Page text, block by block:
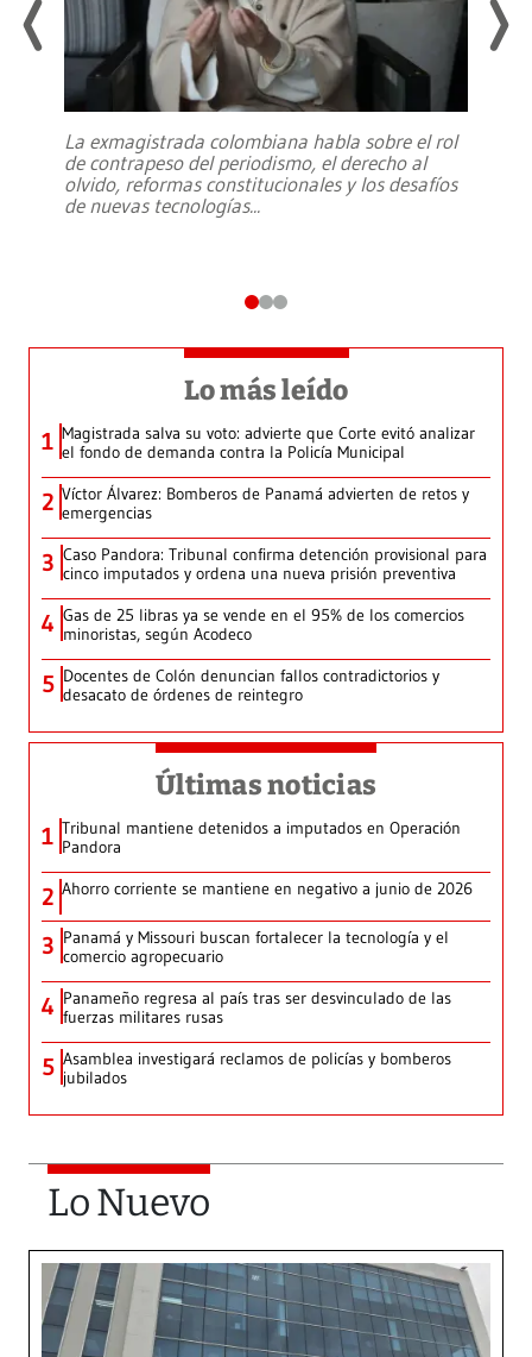
La exmagistrada colombiana habla sobre el rol
de contrapeso del periodismo, el derecho al
olvido, reformas constitucionales y los desafíos
de nuevas tecnologías...
Lo más leído
1 Magistrada salva su voto: advierte que Corte evitó analizar
el fondo de demanda contra la Policía Municipal
2 Víctor Álvarez: Bomberos de Panamá advierten de retos y
emergencias
3 Caso Pandora: Tribunal confirma detención provisional para
cinco imputados y ordena una nueva prisión preventiva
4 Gas de 25 libras ya se vende en el 95% de los comercios
minoristas, según Acodeco
5 Docentes de Colón denuncian fallos contradictorios y
desacato de órdenes de reintegro
Últimas noticias
1 Tribunal mantiene detenidos a imputados en Operación
Pandora
2 Ahorro corriente se mantiene en negativo a junio de 2026
3 Panamá y Missouri buscan fortalecer la tecnología y el
comercio agropecuario
4 Panameño regresa al país tras ser desvinculado de las
fuerzas militares rusas
5 Asamblea investigará reclamos de policías y bomberos
jubilados
Lo Nuevo